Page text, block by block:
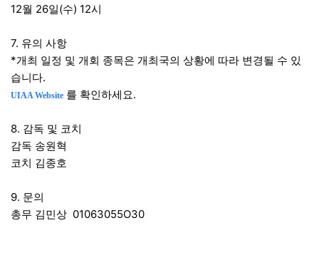
12월 26일(수) 12시
7. 유의 사항
*개최 일정 및 개회 종목은 개최국의 상황에 따라 변경될 수 있
습니다.
UIAA Website 를 확인하세요.
8. 감독 및 코치
감독 송원혁
코치 김종호
9. 문의
총무 김민상 01063055O30